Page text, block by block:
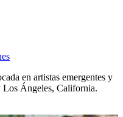
en artistas emergentes y
Los Ángeles, California.